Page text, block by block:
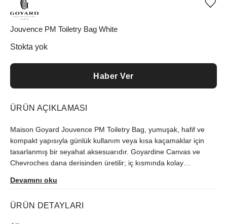
Jouvence PM Toiletry Bag White
Stokta yok
Haber Ver
ÜRÜN AÇIKLAMASI
Maison Goyard Jouvence PM Toiletry Bag, yumuşak, hafif ve
kompakt yapısıyla günlük kullanım veya kısa kaçamaklar için
tasarlanmış bir seyahat aksesuarıdır. Goyardine Canvas ve
Chevroches dana derisinden üretilir; iç kısmında kolay
kapanış sistemi, dış fermuarlı cep ve ürünü farklı yerlere
Palladyum renkli metal aksamla tamamlanır ve Fransa’da
Devamını oku
ÜRÜN DETAYLARI